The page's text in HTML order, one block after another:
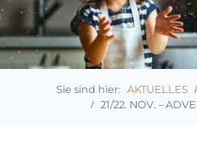
AKTUELLES
21/22. NOV. –